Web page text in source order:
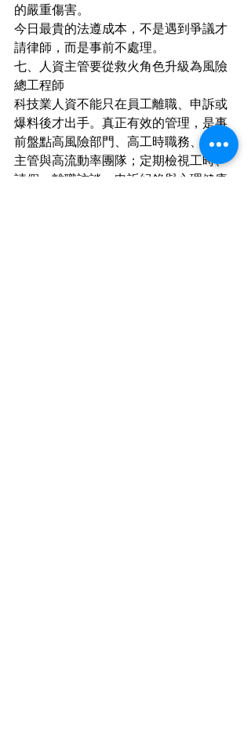
的嚴重傷害。
今日最貴的法遵成本，不是遇到爭議才
請律師，而是事前不處理。
七、人資主管要從救火角色升級為風險
總工程師
科技業人資不能只在員工離職、申訴或
爆料後才出手。真正有效的管理，是事
前盤點高風險部門、高工時職務、高壓
主管與高流動率團隊；定期檢視工時、
請假、離職訪談、申訴紀錄與心理健康